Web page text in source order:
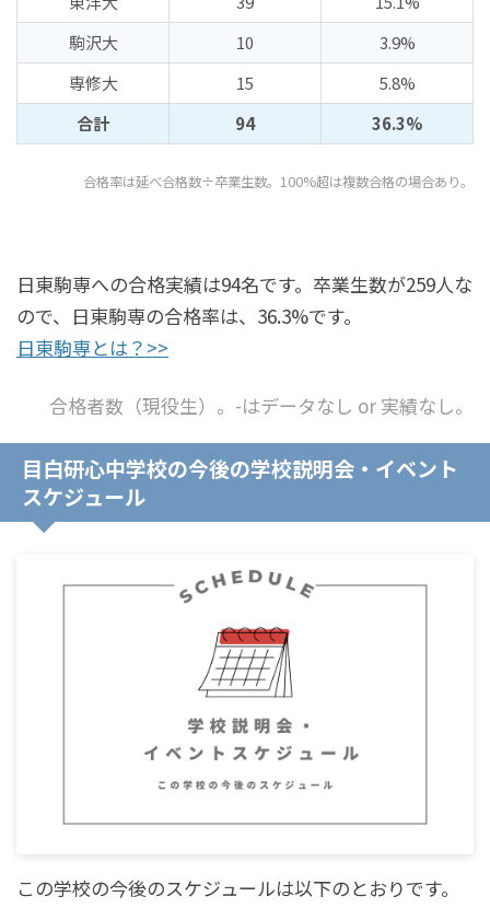
駒沢大
10
3.9%
専修大
15
5.8%
合計
94 36.3%
合格率は延べ合格数÷卒業生数。100%超は複数合格の場合あり。
日東駒専への合格実績は94名です。卒業生数が259人な
ので、日東駒専の合格率は、36.3%です。
日東駒専とは？>>
合格者数（現役生）。-はデータなし or 実績なし。
目白研心中学校の今後の学校説明会・イベント
スケジュール
この学校の今後のスケジュールは以下のとおりです。